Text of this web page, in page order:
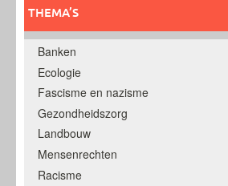
THEMA’S
Banken
Ecologie
Fascisme en nazisme
Gezondheidszorg
Landbouw
Mensenrechten
Racisme